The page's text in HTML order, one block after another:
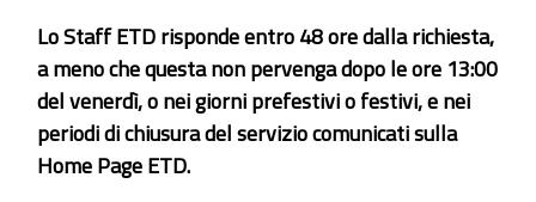
Lo Staff ETD risponde entro 48 ore dalla richiesta,
a meno che questa non pervenga dopo le ore 13:00
del venerdì, o nei giorni prefestivi o festivi, e nei
periodi di chiusura del servizio comunicati sulla
Home Page ETD.